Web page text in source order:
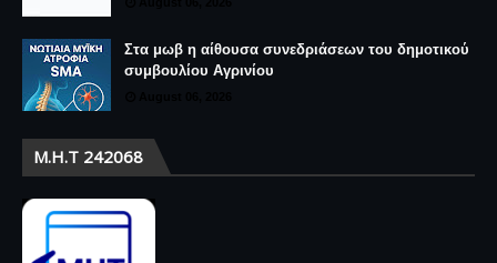
Στα μωβ η αίθουσα συνεδριάσεων του δημοτικού
συμβουλίου Αγρινίου
Μ.Η.Τ 242068